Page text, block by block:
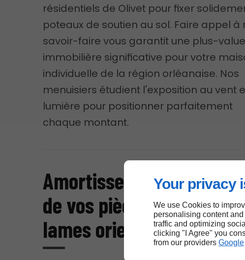
Your privacy
We use Cookies to
personalising content
traffic and optimizing
clicking "I Agree" you
from our providers Google
résidentiels de Olivet pour fixer
poteaux de soutien au sol. Faire appel à
savoir-faire vous garantit une plus-value
immobilière significative pour votre
individuelle de la région orléanaise. Nos
menuisiers étudient l'exposition au vent
lumière pour positionner parfaitement
chaque montant.
Amortissement
de vos pièces de vie par
lames orientables à